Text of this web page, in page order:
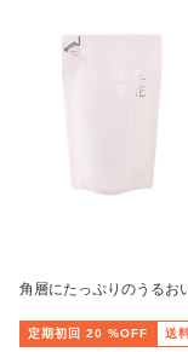
角層にたっぷりのうるお
定期初回 20 %OFF 送